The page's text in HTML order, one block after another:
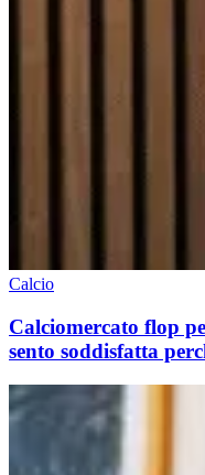
Calcio
Calciomercato flop
sento soddisfatta